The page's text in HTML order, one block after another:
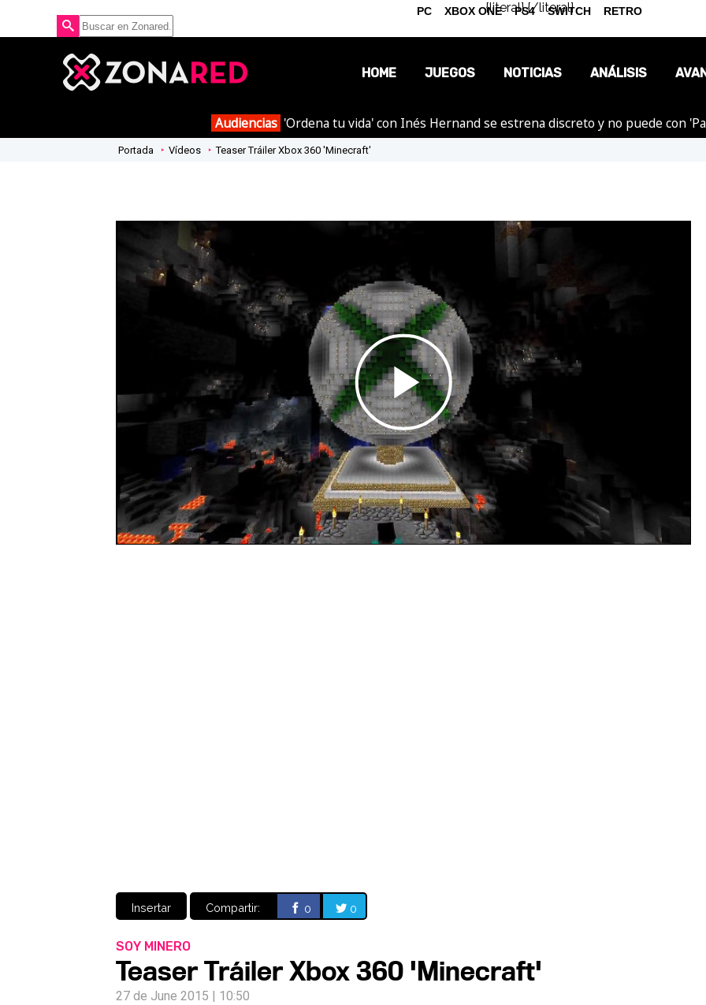
{literal}{/literal}
HOME JUEGOS NOTICIAS
OPINIÓN
ANÁLISIS
Audiencias 'Ordena tu vida' con Inés Hernand se estrena discreto y no puede con
Portada Vídeos Teaser Tráiler Xbox 360 'Minecraft'
Play
Video
Insertar Compartir: 0 0
SOY MINERO
Teaser Tráiler Xbox 360 'Minecraft'
27 de June 2015 | 10:50
PC XBOX ONE PS4 SWITCH RETRO